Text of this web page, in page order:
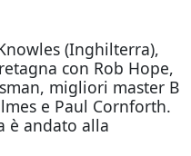
(Inghilterra),
con Rob Hope,
migliori master B
e Paul Cornforth.
è andato alla